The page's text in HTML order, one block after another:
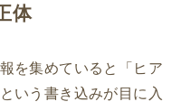
体
を集めていると「ヒア
いう書き込みが目に入